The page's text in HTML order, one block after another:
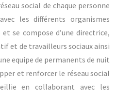
social de chaque personne
les différents organismes
se compose d’une directrice,
et de travailleurs sociaux ainsi
equipe de permanents de nuit
et renforcer le réseau social
en collaborant avec les